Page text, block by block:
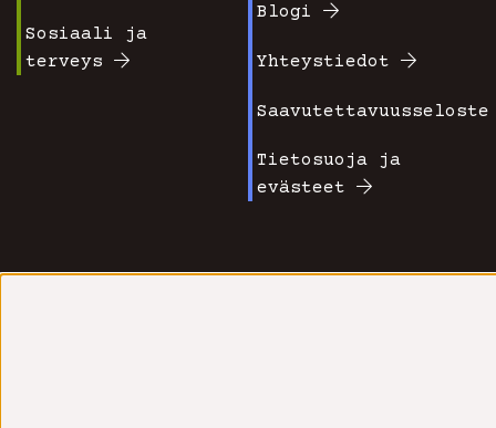
Sosiaali ja
terveys
Blogi
Yhteystiedot
Saavutettavuusseloste
Tietosuoja ja
evästeet